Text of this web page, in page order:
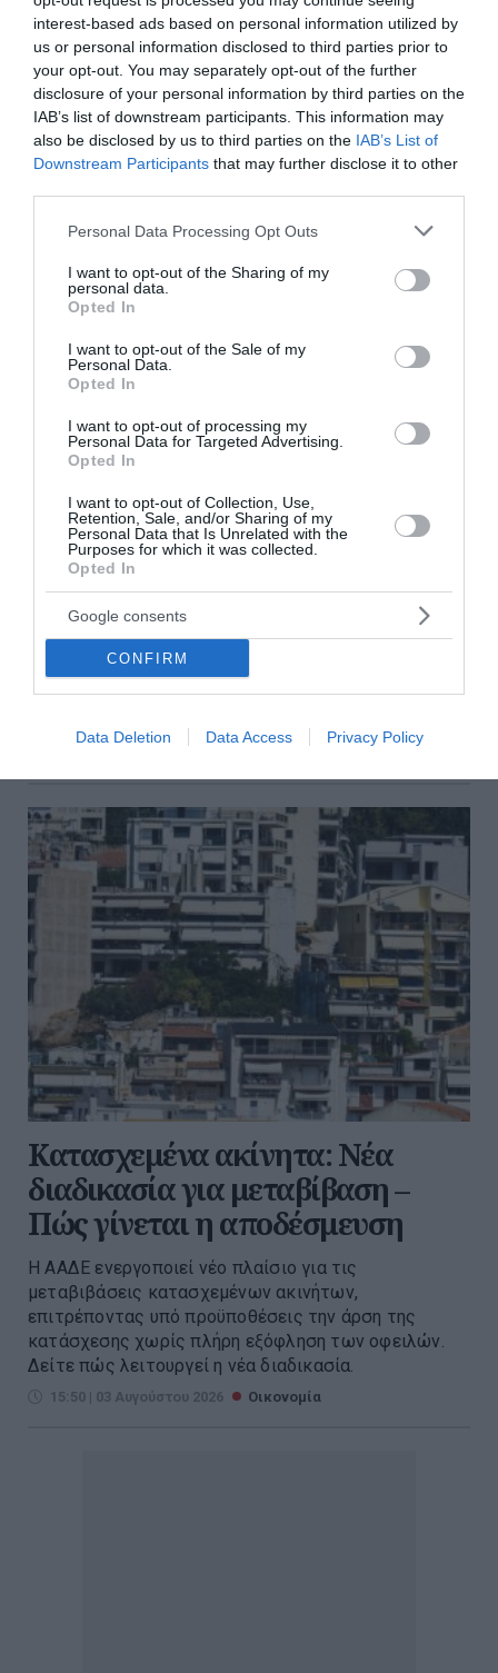
interest-based ads based on personal information utilized by
us or personal information disclosed to third parties prior to
your opt-out. You may separately opt-out of the further
disclosure of your personal information by third parties on the
IAB’s list of downstream participants. This information may
also be disclosed by us to third parties on the IAB’s List of
Downstream Participants that may further disclose it to other
Please note that this website/app uses one or more Google
not limited to your visit or usage behaviour. You may click to
grant or deny consent to Google and its third-party tags to
use your data for below specified purposes in below Google
consent section.
Personal Data Processing Opt Outs
I want to opt-out of the Sharing of my
personal data.
Opted In
I want to opt-out of the Sale of my
Personal Data.
Opted In
I want to opt-out of processing my
Personal Data for Targeted Advertising.
Opted In
I want to opt-out of Collection, Use,
Retention, Sale, and/or Sharing of my
Personal Data that Is Unrelated with the
Purposes for which it was collected.
Opted In
Google consents
CONFIRM
Data Deletion Data Access Privacy Policy
ενίσχυσε σημαντικά τα κέρδη...
10:34 | 04 Αυγούστου 2026 Οικονομία
Εξωδικαστικός Μηχανισμός:
Άνω των 20 δισ. ευρώ οι
ρυθμίσεις οφειλών από την
έναρξη λειτουργίας της
πλατφόρμας
Σημαντικό ορόσημο κατέγραψε τον Ιούλιο ο
Εξωδικαστικός Μηχανισμός. Οι συνολικές ρυθμίσεις
ξεπέρασαν τα 20 δισεκατομμύρια ευρώ από την
έναρξη λειτουργίας της πλατφόρμας. Συνολικά,
Κατασχεμένα ακίνητα: Νέα
διαδικασία για μεταβίβαση –
Πώς γίνεται η αποδέσμευση
Η ΑΑΔΕ ενεργοποιεί νέο πλαίσιο για τις
μεταβιβάσεις κατασχεμένων ακινήτων,
επιτρέποντας υπό προϋποθέσεις την άρση της
κατάσχεσης χωρίς πλήρη εξόφληση των οφειλών.
Δείτε πώς λειτουργεί η νέα διαδικασία.
15:50 | 03 Αυγούστου 2026 Οικονομία